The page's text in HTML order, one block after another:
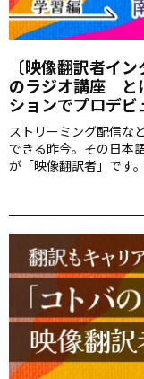
〔映像翻訳者イ
のラジオ講座 と
ションでプロデビ
ストリーミング配信な
できる昨今。その日本
が「映像翻訳者」です
タビューするのがこ
形成や働き方、そし
伺います。